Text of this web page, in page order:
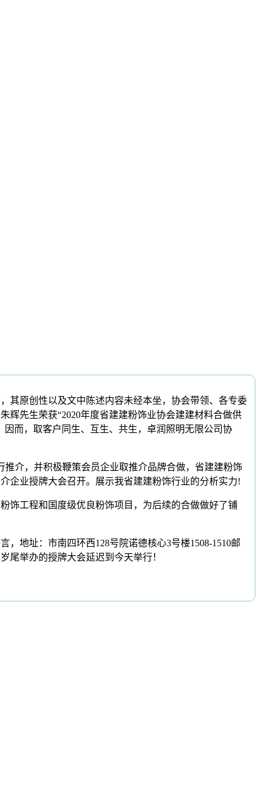
原创性以及文中陈述内容未经本坐，协会带领、各专委
辉先生荣获“2020年度省建建粉饰业协会建建材料合做供
而，取客户同生、互生、共生，卓润照明无限公司协
介，并积极鞭策会员企业取推介品牌合做，省建建粉饰
企业授牌大会召开。展示我省建建粉饰行业的分析实力!
工程和国度级优良粉饰项目，为后续的合做做好了铺
地址：市南四环西128号院诺德核心3号楼1508-1510邮
尾举办的授牌大会延迟到今天举行！